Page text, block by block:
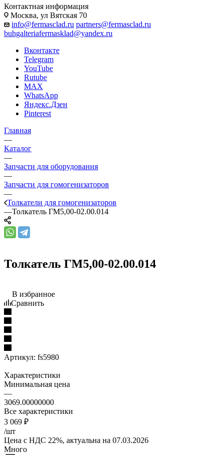
Контактная информация
Москва, ул Вятская 70
info@fermasclad.ru partners@fermasclad.ru
buhgalteriafermasklad@yandex.ru
Вконтакте
Telegram
YouTube
Rutube
MAX
WhatsApp
Яндекс.Дзен
Pinterest
Главная
—
Каталог
—
Запчасти для оборудования
—
Запчасти для гомогенизаторов
—
Толкатели для гомогенизаторов
—Толкатель ГМ5,00-02.00.014
Толкатель ГМ5,00-02.00.014
В избранное
Сравнить
Артикул: fs5980
Характеристики
Минимальная цена
—
3069.00000000
Все характеристики
3 069 ₽
/шт
Цена с НДС 22%, актуальна на 07.03.2026
Много